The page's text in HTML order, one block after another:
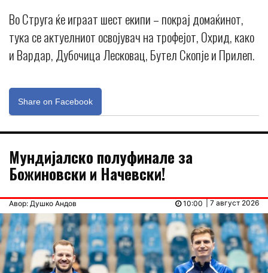
Во Струга ќе играат шест екипи – покрај домаќинот,
тука се актуелниот освојувач на трофејот, Охрид, како
и Вардар, Дубочица Лесковац, Бутел Скопје и Прилеп.
Share on Facebook
Мундијалско полуфинале за
Божиновски и Начевски!
Авор: Душко Андов | 7 август 2026
10:00